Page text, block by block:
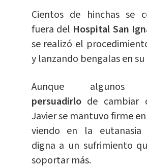
Cientos de hinchas se
fuera del Hospital San
se realizó el
y lanzando bengalas en
Aunque algunos
persuadirlode cambiar
Javier se mantuvo firme
viendo en la eutanasia
digna a un sufrimiento
soportar más.